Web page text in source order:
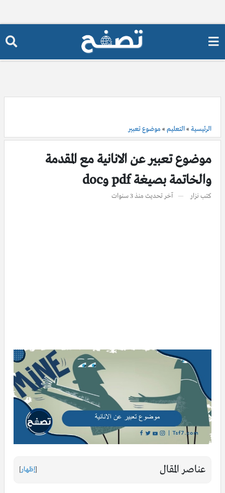
الرئيسية »التعليم » موضوع تعبير
موضوع تعبير عن الانانية مع المقدمة
والخاتمة بصيغة pdf وdoc
كتب نزار آخر تحديث منذ 3 سنوات
عناصر المقال [إظهار]